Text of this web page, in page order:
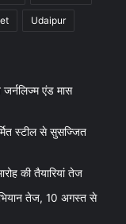
Udaipur
जर्नलिज्म एंड मास
स्टील से सुसज्जित
की तैयारियां तेज
तेज, 10 अगस्त से